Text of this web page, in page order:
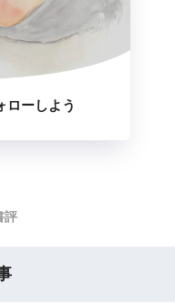
ローしよう
評